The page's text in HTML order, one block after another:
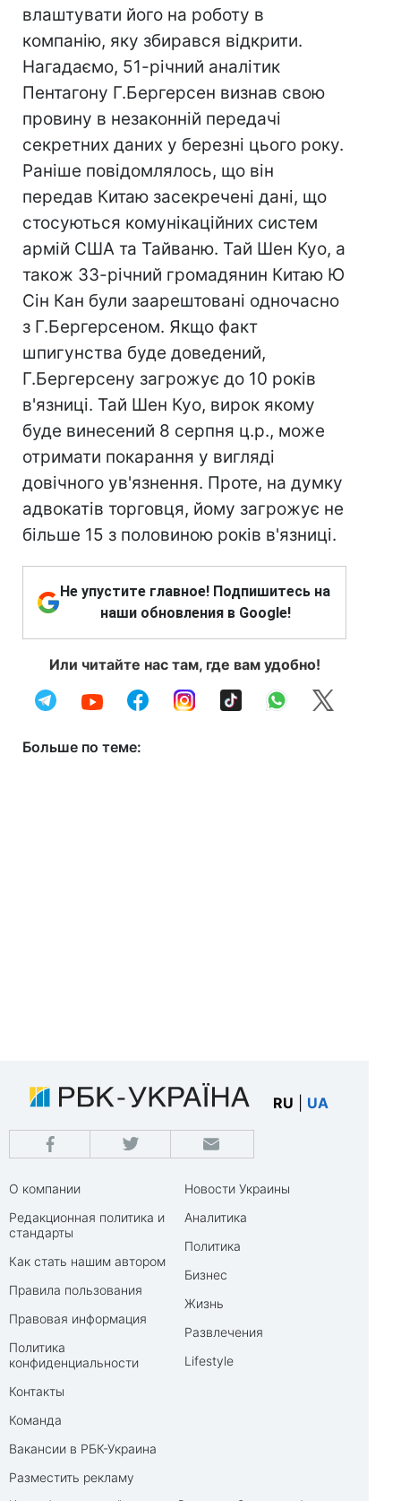
влаштувати його на роботу в
компанію, яку збирався відкрити.
Нагадаємо, 51-річний аналітик
Пентагону Г.Бергерсен визнав свою
провину в незаконній передачі
секретних даних у березні цього року.
Раніше повідомлялось, що він
передав Китаю засекречені дані, що
стосуються комунікаційних систем
армій США та Тайваню. Тай Шен Куо, а
також 33-річний громадянин Китаю Ю
Сін Кан були заарештовані одночасно
з Г.Бергерсеном. Якщо факт
шпигунства буде доведений,
Г.Бергерсену загрожує до 10 років
в'язниці. Тай Шен Куо, вирок якому
буде винесений 8 серпня ц.р., може
отримати покарання у вигляді
довічного ув'язнення. Проте, на думку
адвокатів торговця, йому загрожує не
більше 15 з половиною років в'язниці.
Не упустите главное! Подпишитесь на
наши обновления в Google!
Или читайте нас там, где вам удобно!
Больше по теме:
RU UA
О компании
Редакционная политика и
стандарты
Как стать нашим автором
Правила пользования
Правовая информация
Политика
конфиденциальности
Контакты
Команда
Вакансии в РБК-Украина
Разместить рекламу
Новости Украины
Аналитика
Политика
Бизнес
Жизнь
Развлечения
Lifestyle